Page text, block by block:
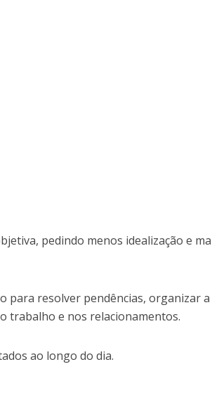
pedindo menos idealização e
para resolver pendências, organizar a
trabalho e nos relacionamentos.
ao longo do dia.